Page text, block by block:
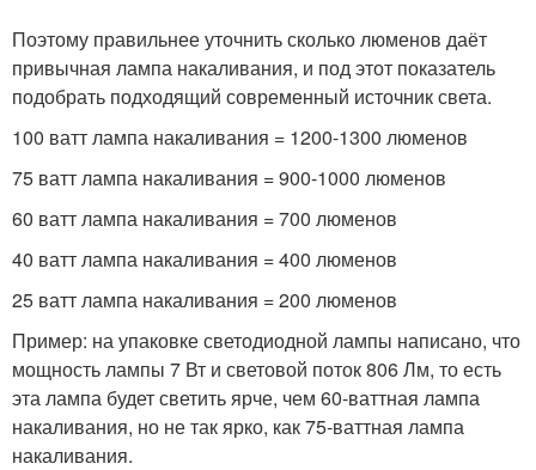
Поэтому правильнее уточнить сколько люменов даёт
привычная лампа накаливания, и под этот показатель
подобрать подходящий современный источник света.
100 ватт лампа накаливания = 1200-1300 люменов
75 ватт лампа накаливания = 900-1000 люменов
60 ватт лампа накаливания = 700 люменов
40 ватт лампа накаливания = 400 люменов
25 ватт лампа накаливания = 200 люменов
Пример: на упаковке светодиодной лампы написано, что
мощность лампы 7 Вт и световой поток 806 Лм, то есть
эта лампа будет светить ярче, чем 60-ваттная лампа
накаливания, но не так ярко, как 75-ваттная лампа
накаливания.